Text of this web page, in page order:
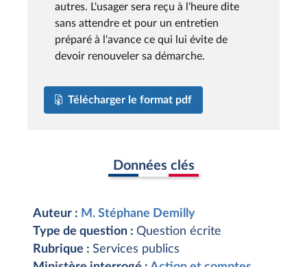
autres. L'usager sera reçu à l'heure dite
sans attendre et pour un entretien
préparé à l'avance ce qui lui évite de
devoir renouveler sa démarche.
Télécharger le format pdf
Données clés
Auteur : M. Stéphane Demilly
Type de question : Question écrite
Rubrique : Services publics